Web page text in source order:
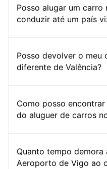
Posso alugar um
conduzir até um país
Posso devolver o meu
diferente de Valência?
Como posso
do aluguer de carros
Quanto tempo
Aeroporto de Vigo ao